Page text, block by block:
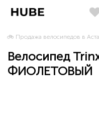
🚲 Продажа велосипедов в
Велосипед
ФИОЛЕТОВЫЙ